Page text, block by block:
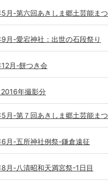
月-第六回あきしま郷土芸能まつ
月-愛宕神社：出世の石段祭り
月-餅つき会
年撮影分
月-第７回あきしま郷土芸能まつ
月-五所神社例祭-鎌倉遠征
月-八清昭和天満宮祭-1日目